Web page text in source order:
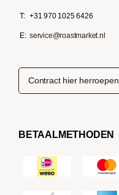
T: +31 970 1025 6426
E: service@roastmarket.nl
Contract hier herroepen
BETAALMETHODEN